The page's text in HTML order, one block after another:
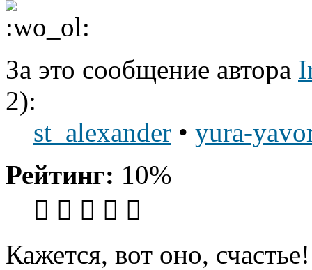
За это сообщение автора
2):
st_alexander • yura-
Рейтинг: 10%
Кажется, вот оно,